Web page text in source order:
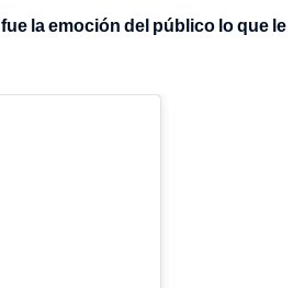
fue la emoción del público lo que le